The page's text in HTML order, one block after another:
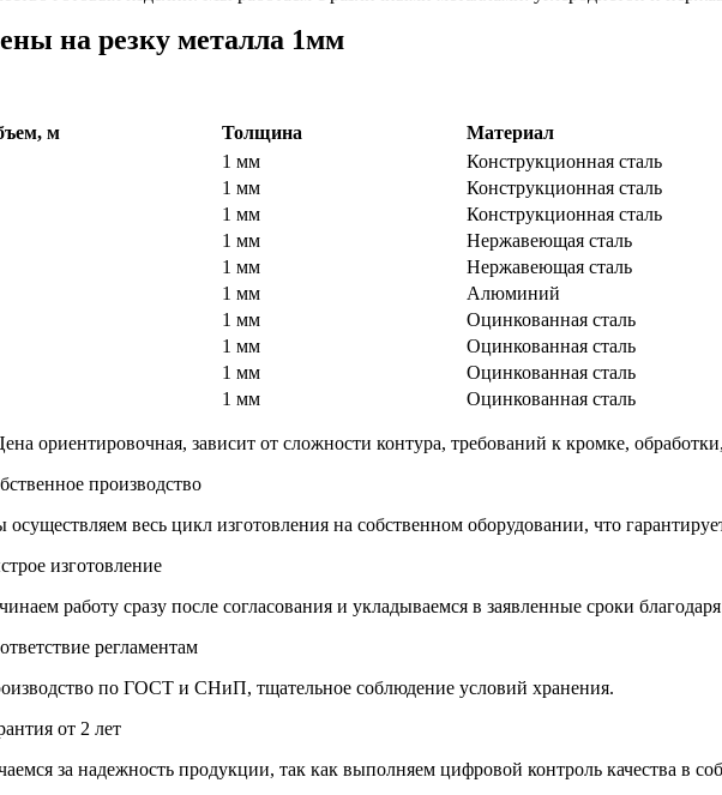
на резку металла 1мм
м Толщина Материал
1 мм
Конструкционная сталь
1 мм
Конструкционная сталь
1 мм Конструкционная сталь
1 мм
Нержавеющая сталь
1 мм Нержавеющая сталь
1 мм Алюминий
1 мм
Оцинкованная сталь
1 мм
Оцинкованная сталь
1 мм
Оцинкованная сталь
1 мм Оцинкованная сталь
ориентировочная, зависит от сложности контура, требований к кромке,
производство
весь цикл изготовления на собственном оборудовании, что
изготовление
работу сразу после согласования и укладываемся в заявленные сроки
регламентам
по ГОСТ и СНиП, тщательное соблюдение условий хранения.
от 2 лет
за надежность продукции, так как выполняем цифровой контроль качества в